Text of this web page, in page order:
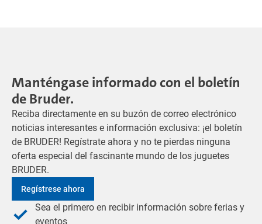
Manténgase informado con el boletín
de Bruder.
Reciba directamente en su buzón de correo electrónico
noticias interesantes e información exclusiva: ¡el boletín
de BRUDER! Regístrate ahora y no te pierdas ninguna
oferta especial del fascinante mundo de los juguetes
BRUDER.
Regístrese ahora
Sea el primero en recibir información sobre ferias y
eventos